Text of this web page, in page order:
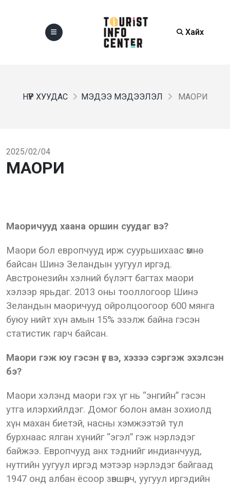
Хайх
НҮҮР ХУУДАС МЭДЭЭ МЭДЭЭЛЭЛ МАОРИ
2025/02/04
МАОРИ
Маоричууд хаана оршин суудаг вэ?
Маори бол европчууд ирж суурьшихаас өмнө
байсан Шинэ Зеландын уугуул иргэд.
Австронезийн хэлний бүлэгт багтах маори
хэлээр ярьдаг. 2013 оны тооллогоор Шинэ
Зеландын маоричууд ойролцоогоор 600 мянга
буюу нийт хүн амын 15% эзэлж байна гэсэн
статистик гарч байсан.
Маори гэж юу гэсэн үг вэ, хэзээ сэргэж эхэлсэн
бэ?
Маори хэлэнд маори гэх үг нь “энгийн” гэсэн
утга илэрхийлдэг. Домог болон аман зохиолд
хүн махан биетэй, насны хэмжээтэй тул
бурхнаас ялган хүнийг “эгэл” гэж нэрлэдэг
байжээ. Европчууд анх тэднийг индианчууд,
нутгийн уугуул иргэд мэтээр нэрлэдэг байгаад
1947 онд албан ёсоор зөвшөөрч, уугуул иргэдийн